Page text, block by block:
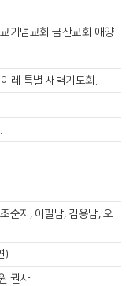
기념교회 금산교회 애양
레 특별 새벽기도회.
순자, 이필남, 김용남, 오
)
권사.